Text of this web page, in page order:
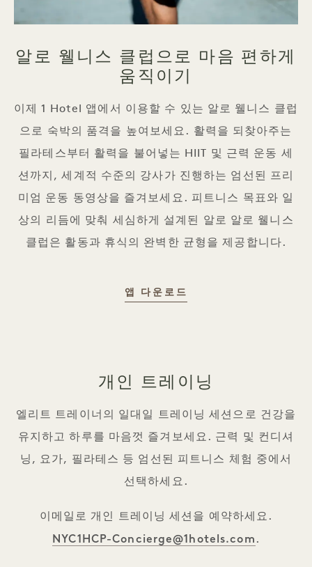
알로 웰니스 클럽으로 마음 편하게
움직이기
이제 1 Hotel 앱에서 이용할 수 있는 알로 웰니스 클럽
으로 숙박의 품격을 높여보세요. 활력을 되찾아주는
필라테스부터 활력을 불어넣는 HIIT 및 근력 운동 세
션까지, 세계적 수준의 강사가 진행하는 엄선된 프리
미엄 운동 동영상을 즐겨보세요. 피트니스 목표와 일
상의 리듬에 맞춰 세심하게 설계된 알로 알로 웰니스
클럽은 활동과 휴식의 완벽한 균형을 제공합니다.
앱 다운로드
개인 트레이닝
엘리트 트레이너의 일대일 트레이닝 세션으로 건강을
유지하고 하루를 마음껏 즐겨보세요. 근력 및 컨디셔
닝, 요가, 필라테스 등 엄선된 피트니스 체험 중에서
선택하세요.
이메일로 개인 트레이닝 세션을 예약하세요.
NYC1HCP-Concierge@1hotels.com .